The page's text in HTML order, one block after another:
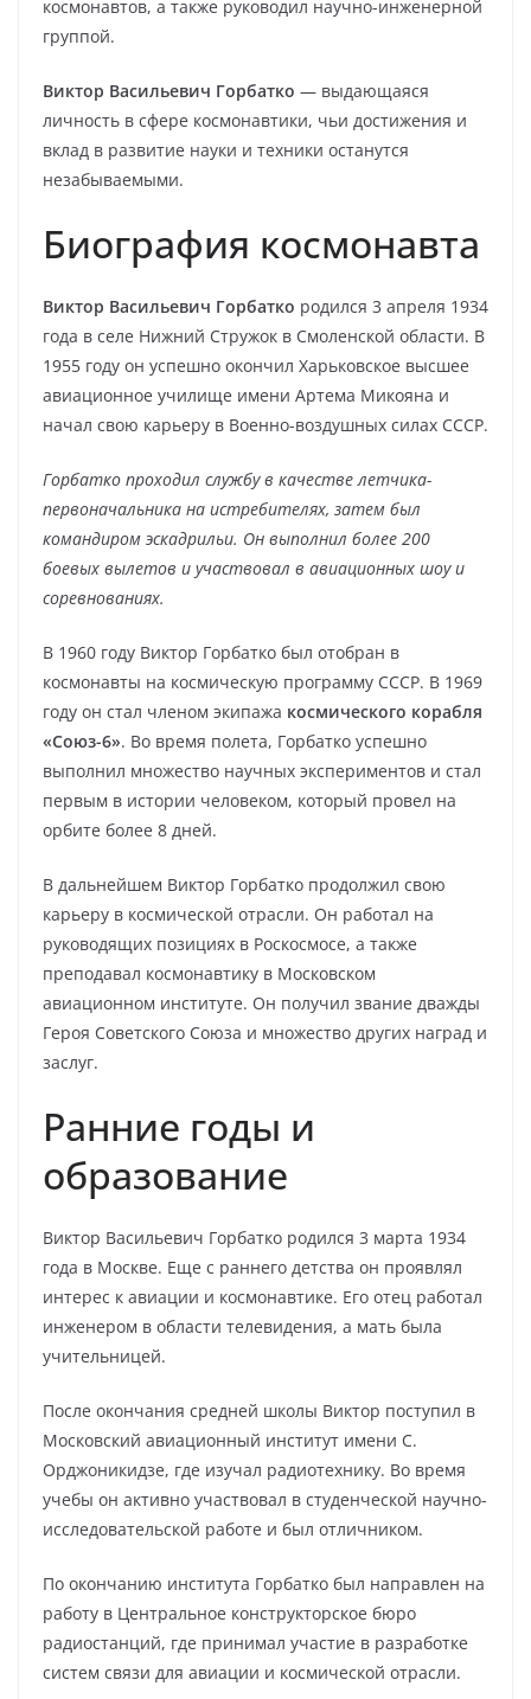
космонавтов, а также руководил научно-инженерной
группой.
Виктор Васильевич Горбатко — выдающаяся
личность в сфере космонавтики, чьи достижения и
вклад в развитие науки и техники останутся
незабываемыми.
Биография космонавта
Виктор Васильевич Горбатко родился 3 апреля 1934
года в селе Нижний Стружок в Смоленской области. В
1955 году он успешно окончил Харьковское высшее
авиационное училище имени Артема Микояна и
начал свою карьеру в Военно-воздушных силах СССР.
Горбатко проходил службу в качестве летчика-
первоначальника на истребителях, затем был
командиром эскадрильи. Он выполнил более 200
боевых вылетов и участвовал в авиационных шоу и
соревнованиях.
В 1960 году Виктор Горбатко был отобран в
космонавты на космическую программу СССР. В 1969
году он стал членом экипажа космического корабля
«Союз-6». Во время полета, Горбатко успешно
выполнил множество научных экспериментов и стал
первым в истории человеком, который провел на
орбите более 8 дней.
В дальнейшем Виктор Горбатко продолжил свою
карьеру в космической отрасли. Он работал на
руководящих позициях в Роскосмосе, а также
преподавал космонавтику в Московском
авиационном институте. Он получил звание дважды
Героя Советского Союза и множество других наград и
заслуг.
Ранние годы и
образование
Виктор Васильевич Горбатко родился 3 марта 1934
года в Москве. Еще с раннего детства он проявлял
интерес к авиации и космонавтике. Его отец работал
инженером в области телевидения, а мать была
учительницей.
После окончания средней школы Виктор поступил в
Московский авиационный институт имени С.
Орджоникидзе, где изучал радиотехнику. Во время
учебы он активно участвовал в студенческой научно-
исследовательской работе и был отличником.
По окончанию института Горбатко был направлен на
работу в Центральное конструкторское бюро
радиостанций, где принимал участие в разработке
систем связи для авиации и космической отрасли.